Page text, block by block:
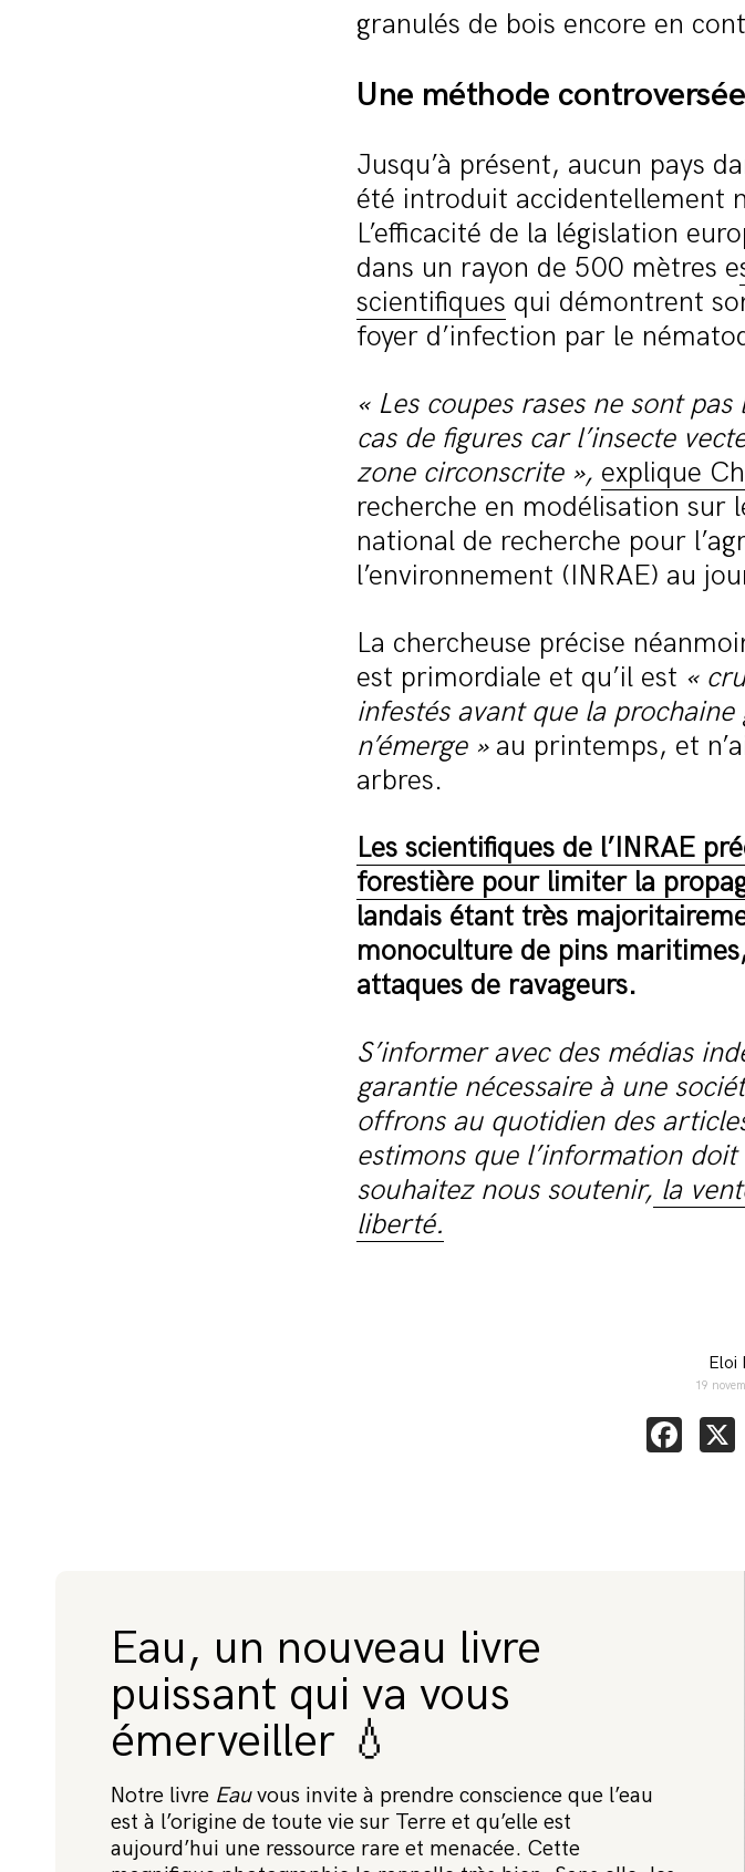
granulés de bois encore en
Une méthode controversée
Jusqu’à présent, aucun pays
été introduit accidentellement
L’efficacité de la législation
dans un rayon de 500 mètres e
scientifiques qui démontrent
foyer d’infection par le
« Les coupes rases ne sont
cas de figures car l’insecte
zone circonscrite», explique
recherche en modélisation sur
national de recherche pour
l’environnement (INRAE) au
La chercheuse précise
est primordiale et qu’il est «
infestés avant que la prochaine
n’émerge » au printemps, et
arbres.
Les scientifiques de l’INRAE
forestière pour limiter la
landais étant très
monoculture de pins
attaques de ravageurs.
S’informer avec des médias
garantie nécessaire à une
offrons au quotidien des
estimons que l’information
souhaitez nous soutenir, la
liberté.
Eloi
19
F
AI
R
E
U
N
D
O
N
Eau, un nouveau livre
puissant qui va vous
émerveiller 💧
Notre livre Eauvous invite à prendre conscience que l’eau
est à l’origine de toute vie sur Terre et qu’elle est
aujourd’hui une ressource rare et menacée. Cette